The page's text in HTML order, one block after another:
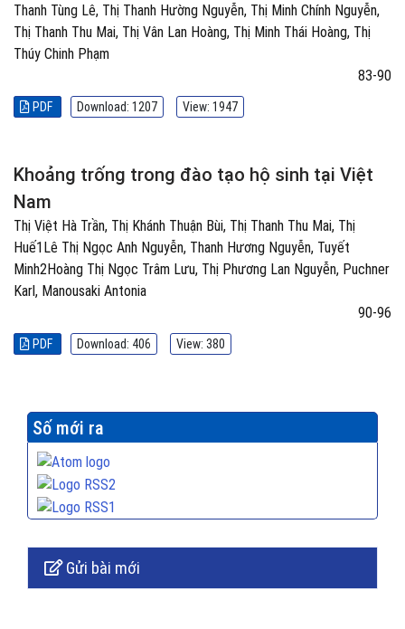
Thanh Tùng Lê, Thị Thanh Hường Nguyễn, Thị Minh Chính Nguyễn,
Thị Thanh Thu Mai, Thị Vân Lan Hoàng, Thị Minh Thái Hoàng, Thị
Thúy Chinh Phạm
83-90
PDF Download: 1207 View: 1947
Khoảng trống trong đào tạo hộ sinh tại Việt
Nam
Thị Việt Hà Trần, Thị Khánh Thuận Bùi, Thị Thanh Thu Mai, Thị
Huế1Lê Thị Ngọc Anh Nguyễn, Thanh Hương Nguyễn, Tuyết
Minh2Hoàng Thị Ngọc Trâm Lưu, Thị Phương Lan Nguyễn, Puchner
Karl, Manousaki Antonia
90-96
PDF Download: 406 View: 380
Số mới ra
Gửi bài mới